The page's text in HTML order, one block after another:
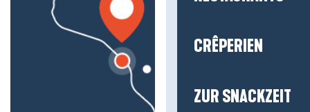
CRÊPERIEN
ZUR SNACKZEIT